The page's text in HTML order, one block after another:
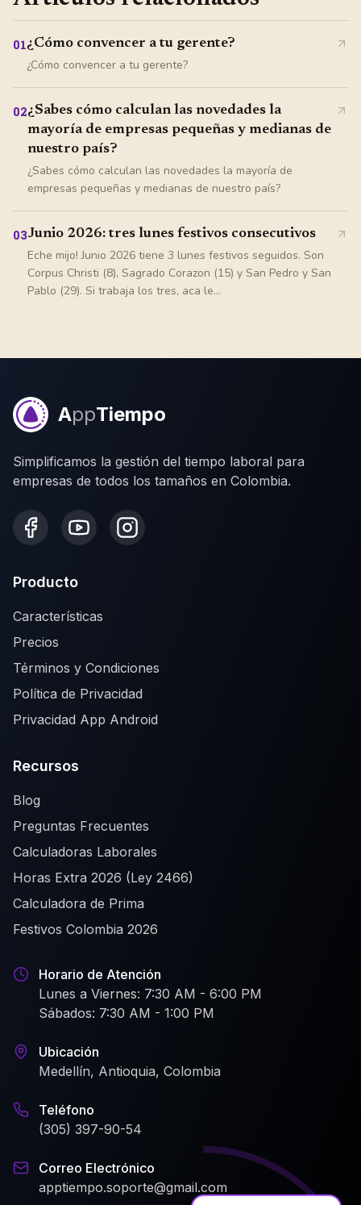
01¿Cómo convencer a tu gerente?
¿Cómo convencer a tu gerente?
02¿Sabes cómo calculan las novedades la
mayoría de empresas pequeñas y medianas de
nuestro país?
¿Sabes cómo calculan las novedades la mayoría de
empresas pequeñas y medianas de nuestro país?
03Junio 2026: tres lunes festivos consecutivos
Eche mijo! Junio 2026 tiene 3 lunes festivos seguidos. Son
Corpus Christi (8), Sagrado Corazon (15) y San Pedro y San
Pablo (29). Si trabaja los tres, aca le...
AppTiempo
Simplificamos la gestión del tiempo laboral para
empresas de todos los tamaños en Colombia.
Producto
Características
Precios
Términos y Condiciones
Política de Privacidad
Privacidad App Android
Recursos
Blog
Preguntas Frecuentes
Calculadoras Laborales
Horas Extra 2026 (Ley 2466)
Calculadora de Prima
Festivos Colombia 2026
Horario de Atención
Lunes a Viernes: 7:30 AM - 6:00 PM
Sábados: 7:30 AM - 1:00 PM
Ubicación
Medellín, Antioquia, Colombia
Teléfono
(305) 397-90-54
Correo Electrónico
apptiempo.soporte@gmail.com